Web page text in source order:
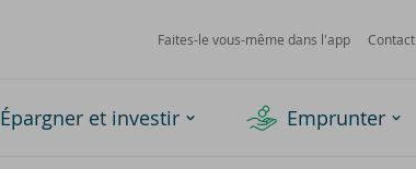
Faites-le vous-même dans l'app Contact
Épargner et investir Emprunter